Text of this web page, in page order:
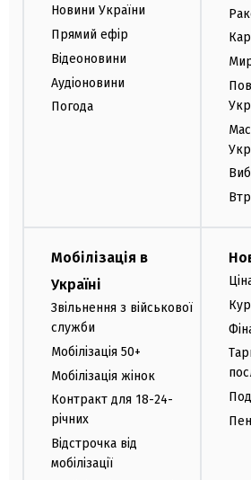
Новини України
Прямий ефір
Відеоновини
Аудіоновини
Погода
Мобілізація в
Україні
Звільнення з військової
служби
Мобілізація 50+
Мобілізація жінок
Контракт для 18-24-
річних
Відстрочка від
мобілізації